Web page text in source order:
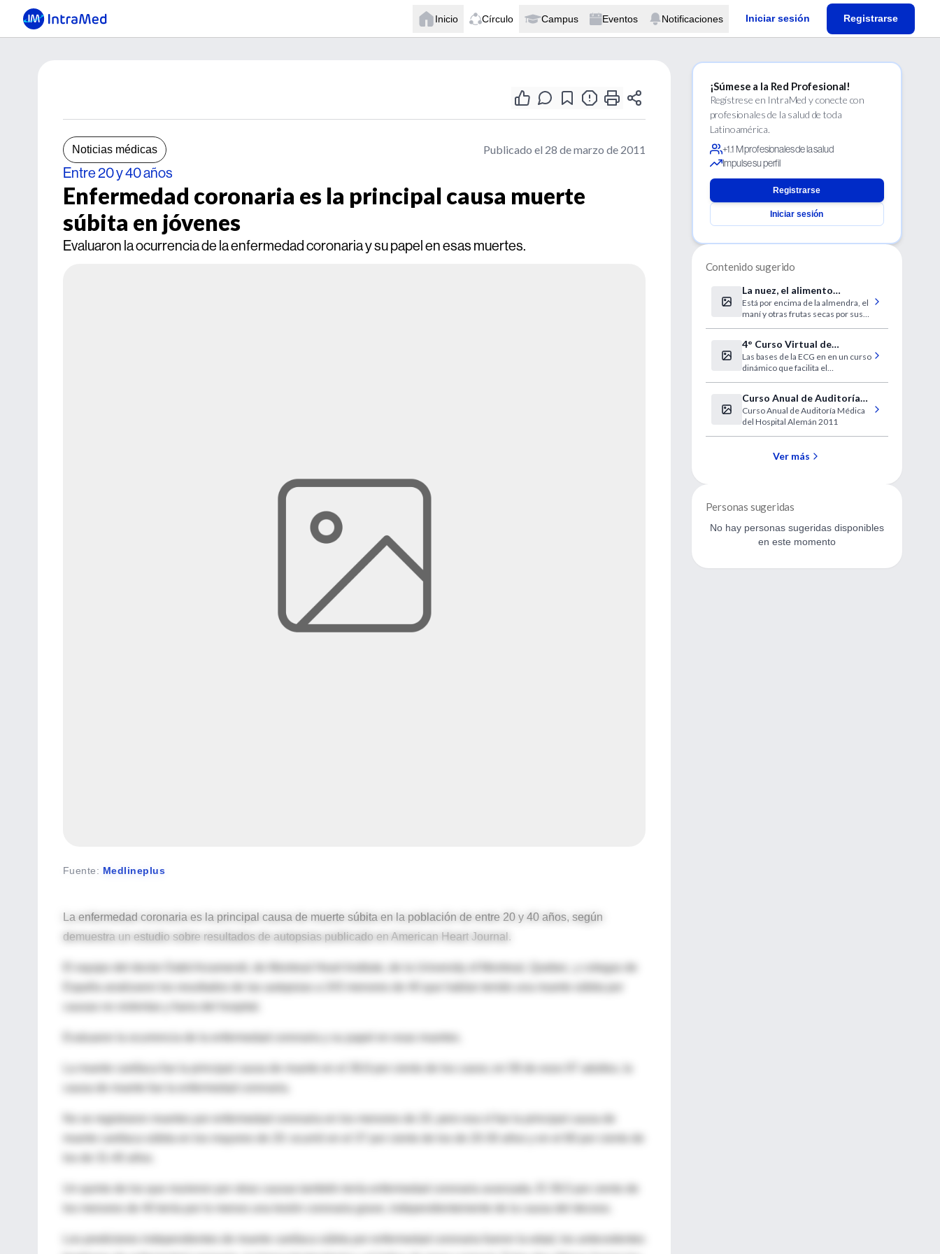
Inicio Círculo Campus Eventos Notificaciones Iniciar sesión Registrarse
Noticias médicas Publicado el 28 de marzo de 2011
Entre 20 y 40 años
Enfermedad coronaria es la principal causa muerte
súbita en jóvenes
Evaluaron la ocurrencia de la enfermedad coronaria y su papel en esas muertes.
Fuente: Medlineplus
La enfermedad coronaria es la principal causa de muerte súbita en la población de entre 20 y 40 años, según
demuestra un estudio sobre resultados de autopsias publicado en American Heart Journal.
El equipo del doctor Dabit Arzamendi, de Montreal Heart Institute, de la University of Montreal, Quebec, y colegas de
España analizaron los resultados de las autopsias a 243 menores de 40 que habían tenido una muerte súbita por
Evaluaron la ocurrencia de la enfermedad coronaria y su papel en esas muertes.
No se registraron muertes por enfermedad coronaria en los menores de 20, pero esa sí fue la principal causa de
muerte cardíaca súbita en los mayores de 20: ocurrió en el 37 por ciento de los de 20-30 años y en el 80 por ciento de
los menores de 40 tenía por lo menos una lesión coronaria grave, independientemente de la causa del deceso.
Los predictores independientes de muerte cardíaca súbita por enfermedad coronaria fueron la edad, los antecedentes
¡Súmese a la Red Profesional!
Regístrese en IntraMed y conecte con
profesionales de la salud de toda
Latinoamérica.
+1.1 M profesionales de la salud
Impulse su perfil
Registrarse
Iniciar sesión
Contenido sugerido
La nuez, el alimento
perfecto
Está por encima de la almendra, el
maní y otras frutas secas por sus
4° Curso Virtual de
Electrocardiografía Clínica
IntraMed
Las bases de la ECG en en un curso
dinámico que facilita el
que estaba esperando
Curso Anual de Auditoría
Médica del Hospital
Alemán 2011
Curso Anual de Auditoría Médica
del Hospital Alemán 2011
Ver más
Personas sugeridas
No hay personas sugeridas disponibles
en este momento